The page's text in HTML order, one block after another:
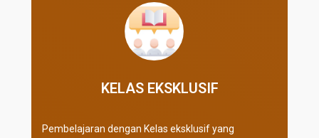
KELAS EKSKLUSIF​
Pembelajaran dengan Kelas eksklusif yang